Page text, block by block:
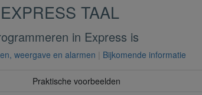
TAAL
in Express is
weergave en alarmen | Bijkomende informatie
Praktische voorbeelden